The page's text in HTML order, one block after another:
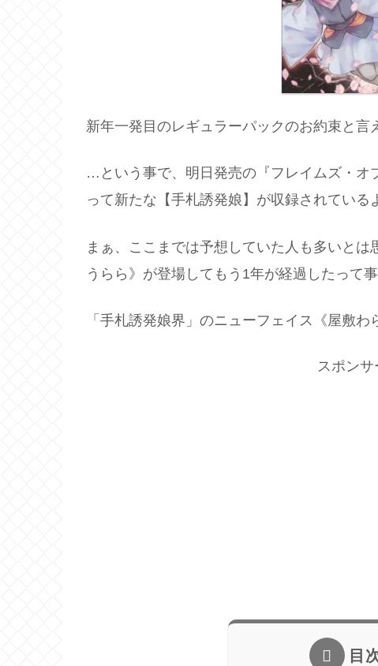
新年一発目のレギュラーパックのお約束と
…という事で、明日発売の『フレイムズ・オ
って新たな【手札誘発娘】が収録されている
まぁ、ここまでは予想していた人も多いと
うらら》が登場してもう1年が経過したって
「手札誘発娘界」のニューフェイス《屋敷
スポンサ
目